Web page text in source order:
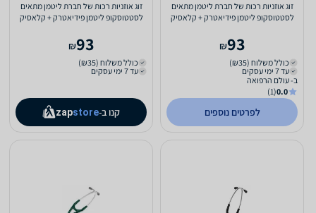
זוג אוזניות רכות של חברת ליטמן מתאים
לסטטוסקופ ליטמן פידיאטרק + קלאסיק
93
₪
כולל משלוח (₪35)
עד 7 ימי עסקים
ב- עולם הרפואה
0.0
(1)
לפרטים נוספים
זוג אוזניות רכות של חברת ליטמן מתאים
לסטטוסקופ ליטמן פידיאטרק + קלאסיק
93
₪
כולל משלוח (₪35)
עד 7 ימי עסקים
קנו ב- zapstore